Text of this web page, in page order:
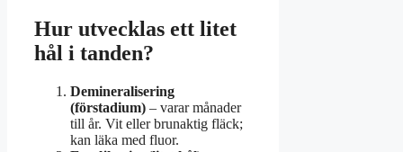
Hur utvecklas ett litet
hål i tanden?
Demineralisering
(förstadium) – varar månader
till år. Vit eller brunaktig fläck;
kan läka med fluor.